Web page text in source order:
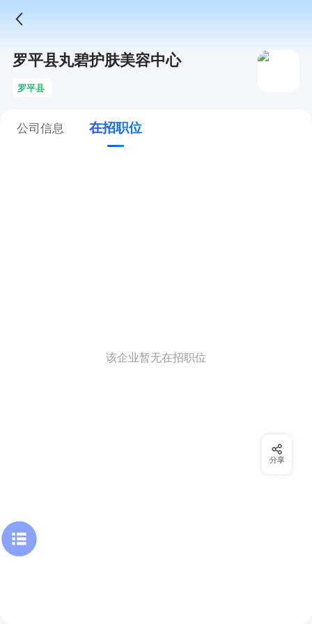
罗平县丸碧护肤美容中心
罗平县
公司信息 在招职位
该企业暂无在招职位
分享